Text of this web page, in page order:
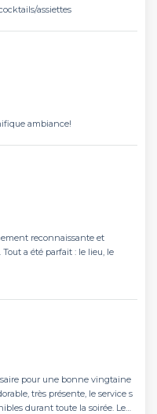
assiettes
ambiance!
reconnaissante et
a été parfait : le lieu, le
à leur leur disponibilité.
monde sans la moindre
l’ambiance est
amusant. Un grand merci à
pour une bonne vingtaine
service s
durant toute la soirée. Les